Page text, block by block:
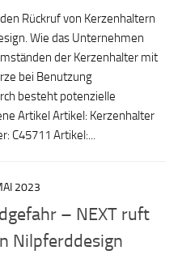
Rückruf von Kerzenhaltern
Wie das Unternehmen
der Kerzenhalter mit
bei Benutzung
besteht potenzielle
Artikel Artikel: Kerzenhalter
C45711 Artikel:...
2023
– NEXT ruft
Nilpferddesign